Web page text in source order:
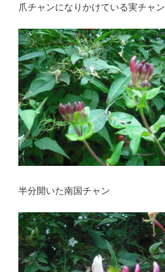
爪チャンになりかけている実チャン
半分開いた南国チャン